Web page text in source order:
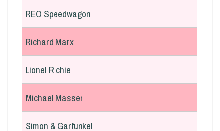
REO Speedwagon
Richard Marx
Lionel Richie
Michael Masser
Simon & Garfunkel